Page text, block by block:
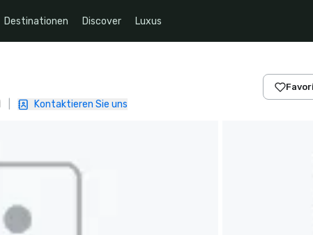
Destinationen Discover Luxus
Kontaktieren Sie uns